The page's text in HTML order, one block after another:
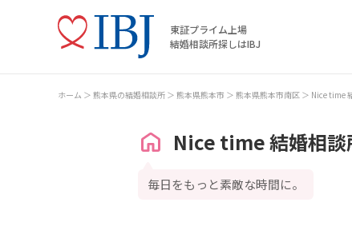
東証プライム上場
結婚相談所探しはIBJ
ホーム 熊本県の結婚相談所 熊本県熊本市 熊本県熊本市南区 Nice time
Nice time 結婚相談
毎日をもっと素敵な時間に。